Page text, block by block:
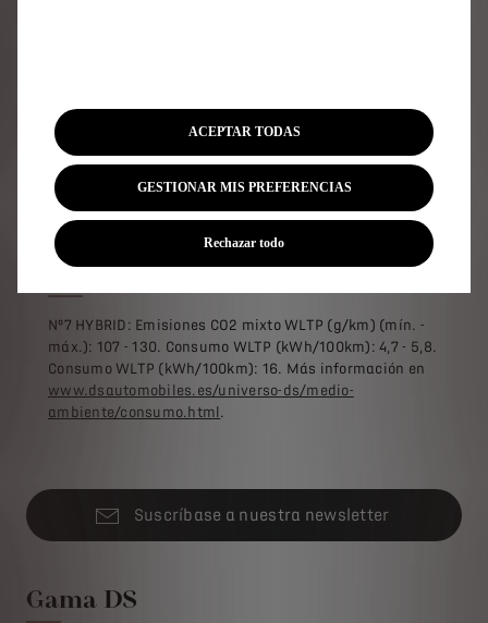
se mantiene en vigor hasta la próxima RPFR, y si ésta se
realiza se prorrogará hasta la próxima RPFR y así
sucesivamente hasta un máximo de 8 años o
160.000Km, lo que ocurra antes. No afecta a la garantía
legal del vendedor. Términos y condiciones
Emisiones y consumos WLTP
Nº7 HYBRID: Emisiones CO2 mixto WLTP (g/km) (mín. -
máx.): 107 - 130. Consumo WLTP (kWh/100km): 4,7 - 5,8.
Consumo WLTP (kWh/100km): 16. Más información en
www.dsautomobiles.es/universo-ds/medio-
ambiente/consumo.html .
Suscríbase a nuestra newsletter
Gama DS
GESTIONAR MIS PREFERENCIAS
ACEPTAR TODAS
Rechazar todo